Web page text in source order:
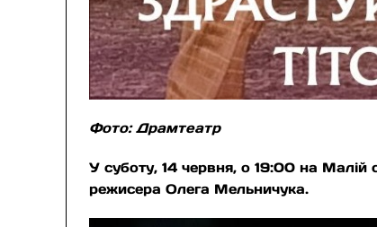
Фото: Драмтеатр
У суботу, 14 червня, о 19:00 на Малій
режисера Олега Мельничука.